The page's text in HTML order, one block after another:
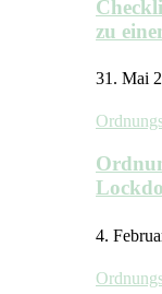
zu
31. Mai
4.